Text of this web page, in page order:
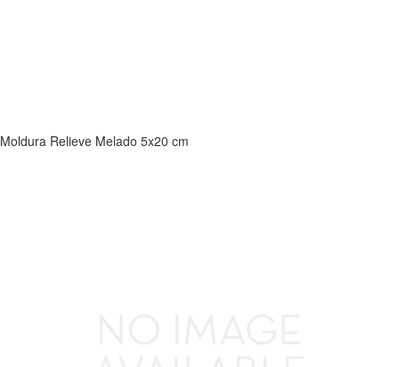
Moldura Relieve Melado 5x20 cm